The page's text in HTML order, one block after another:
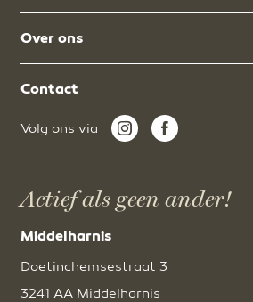
Over ons
Contact
Volg ons via
Actief als geen ander!
Middelharnis
Doetinchemsestraat 3
3241 AA Middelharnis